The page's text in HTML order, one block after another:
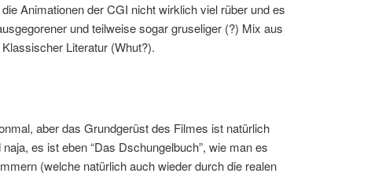
Animationen der CGI nicht wirklich viel rüber und es
und teilweise sogar gruseliger (?) Mix aus
Literatur (Whut?).
aber das Grundgerüst des Filmes ist natürlich
es ist eben “Das Dschungelbuch”, wie man es
(welche natürlich auch wieder durch die realen